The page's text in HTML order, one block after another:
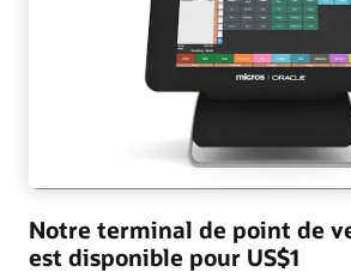
Notre terminal de point de
est disponible pour US$1